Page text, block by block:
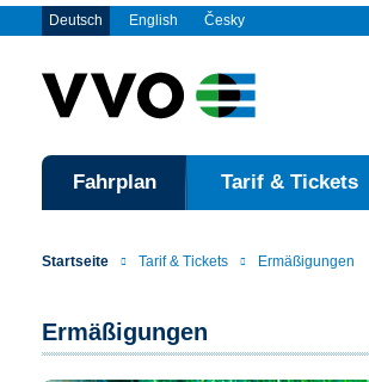
Deutsch English Česky
Fahrplan Tarif & Tickets
Startseite Tarif & Tickets Ermäßigungen
Ermäßigungen